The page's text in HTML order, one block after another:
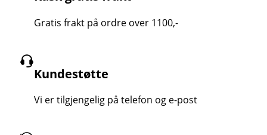
Gratis frakt på ordre over 1100,-
Kundestøtte
Vi er tilgjengelig på telefon og e-post